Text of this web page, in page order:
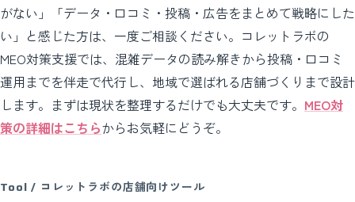
がない」「データ・口コミ・投稿・広告をまとめて戦略にした
い」と感じた方は、一度ご相談ください。コレットラボの
MEO対策支援では、混雑データの読み解きから投稿・口コミ
運用までを伴走で代行し、地域で選ばれる店舗づくりまで設計
します。まずは現状を整理するだけでも大丈夫です。 MEO対
策の詳細はこちらからお気軽にどうぞ。
Tool / コレットラボの店舗向けツール